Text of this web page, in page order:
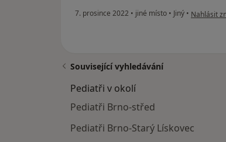
7. prosince 2022 • jiné místo • Jiný • podle
Nahlásit
Související vyhledávání
Pediatři v okolí
Pediatři Brno-střed
Pediatři Brno-Starý Lískovec